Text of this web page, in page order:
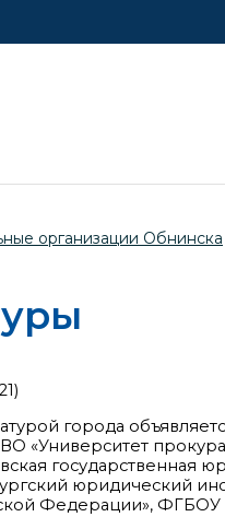
организации Обнинска
города
«Университет
государственная
юридический
Федерации», ФГБОУ